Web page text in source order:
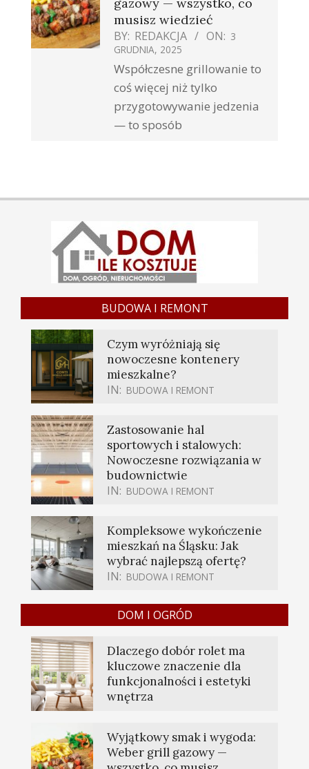
gazowy — wszystko, co
musisz wiedzieć
BY: REDAKCJA ON: 3
GRUDNIA, 2025
Współczesne grillowanie to
coś więcej niż tylko
przygotowywanie jedzenia
— to sposób
BUDOWA I REMONT
Czym wyróżniają się
nowoczesne kontenery
mieszkalne?
IN: BUDOWA I REMONT
Zastosowanie hal
sportowych i stalowych:
Nowoczesne rozwiązania w
budownictwie
IN: BUDOWA I REMONT
Kompleksowe wykończenie
mieszkań na Śląsku: Jak
wybrać najlepszą ofertę?
IN: BUDOWA I REMONT
DOM I OGRÓD
Dlaczego dobór rolet ma
kluczowe znaczenie dla
funkcjonalności i estetyki
wnętrza
Wyjątkowy smak i wygoda:
Weber grill gazowy —